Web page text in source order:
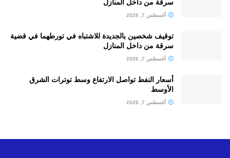
سرقة من داخل المنازل
أغسطس 7, 2026
توقيف شخصين بالجديدة للاشتباه في تورطهما في قضية
سرقة من داخل المنازل
أغسطس 7, 2026
أسعار النفط تواصل الارتفاع وسط توترات الشرق
الأوسط
أغسطس 7, 2026